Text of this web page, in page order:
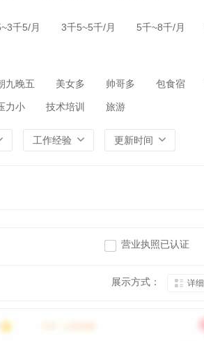
千5/月 3千5~5千/月 5千~8千/月
九晚五 美女多 帅哥多 包食宿
力小 技术培训 旅游
工作经验 更新时间
营业执照已认证
展示方式： 详细